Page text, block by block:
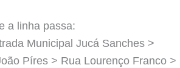
a linha passa:
Municipal Jucá Sanches >
Píres > Rua Lourenço Franco >